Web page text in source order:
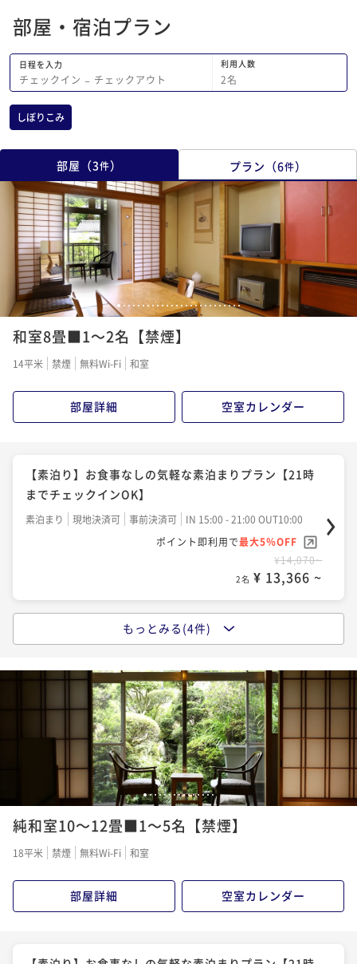
部屋・宿泊プラン
日程を入力
チェックイン − チェックアウト
利用人数
2名
しぼりこみ
部屋 （3件） プラン （6件）
1 23 4 56 789101112 13 14151617181920212223242526
和室8畳■1～2名【禁煙】
14平米 禁煙 無料Wi-Fi 和室
部屋詳細 空室カレンダー
【素泊り】お食事なしの気軽な素泊まりプラン【21時
までチェックインOK】
素泊まり 現地決済可 事前決済可
IN 15:00 - 21:00 OUT10:00
ポイント即利用で最大5％OFF
¥14,070~
2名 ¥ 13,366 ~
【1泊朝食付】 気軽な信州旅行・出張に1泊朝食付きプ
朝食付き 現地決済可 事前決済可
IN 15:00 - 21:00 OUT10:00
ポイント即利用で最大5％OFF
¥18,690~
2名 ¥ 17,755 ~
【1泊2食付】季節の旬菜コース
二食付き 現地決済可 事前決済可
IN 15:00 - 18:00 OUT10:00
2名 ¥ 30,922 ~
苦離コース
もっとみる(4件)
123456789101112 131415
純和室10～12畳■1～5名【禁煙】
18平米 禁煙 無料Wi-Fi 和室
部屋詳細 空室カレンダー